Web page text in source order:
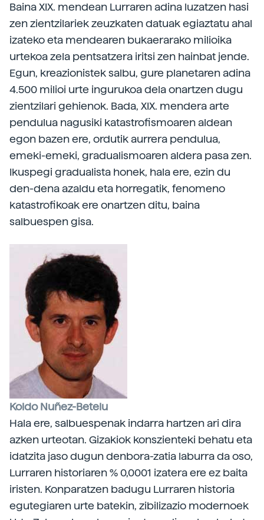
Baina XIX. mendean Lurraren adina luzatzen hasi
zen zientzilariek zeuzkaten datuak egiaztatu ahal
izateko eta mendearen bukaerarako milioika
urtekoa zela pentsatzera iritsi zen hainbat jende.
Egun, kreazionistek salbu, gure planetaren adina
4.500 milioi urte ingurukoa dela onartzen dugu
zientzilari gehienok. Bada, XIX. mendera arte
pendulua nagusiki katastrofismoaren aldean
egon bazen ere, ordutik aurrera pendulua,
emeki-emeki, gradualismoaren aldera pasa zen.
Ikuspegi gradualista honek, hala ere, ezin du
den-dena azaldu eta horregatik, fenomeno
katastrofikoak ere onartzen ditu, baina
salbuespen gisa.
Koldo Nuñez-Betelu
Hala ere, salbuespenak indarra hartzen ari dira
azken urteotan. Gizakiok konszienteki behatu eta
idatzita jaso dugun denbora-zatia laburra da oso,
Lurraren historiaren % 0,0001 izatera ere ez baita
iristen. Konparatzen badugu Lurraren historia
egutegiaren urte batekin, zibilizazio modernoek